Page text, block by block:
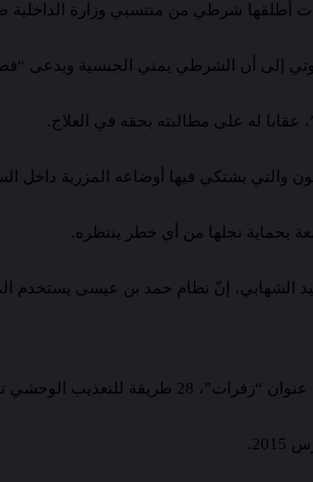
أطلقها شرطي من منتسبي وزارة
إلى أن الشرطي يمني الجنسية ويدعى
عقابا له على مطالبته بحقه في العلاج.
والتي يشتكي فيها أوضاعه المزرية داخل
بحماية نجلها من أي خطر ينتظره.
الشهابي، إنّ نظام حمد بن عيسى يستخدم
تعرض لها معتقلون في سجن جو.